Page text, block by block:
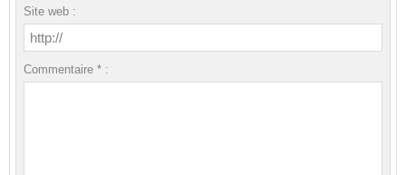
Site web :
Commentaire * :